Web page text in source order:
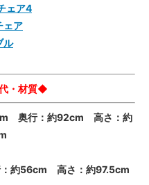
ェア4
ェア
ル
・材質◆
奥行：約92cm 高さ：約
約56cm 高さ：約97.5cm